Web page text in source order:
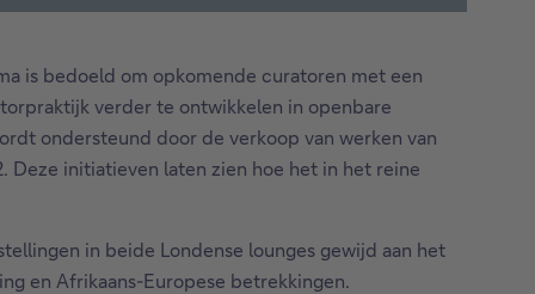
is bedoeld om opkomende curatoren met een
verder te ontwikkelen in openbare
ondersteund door de verkoop van werken van
Deze initiatieven laten zien hoe het in het reine
in beide Londense lounges gewijd aan het
en Afrikaans-Europese betrekkingen.